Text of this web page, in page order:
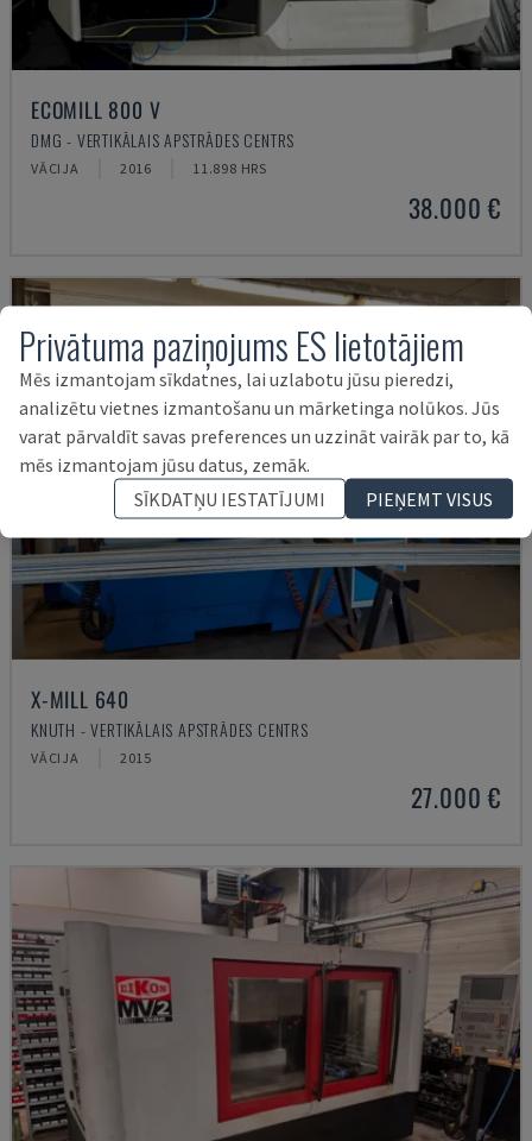
ECOMILL 800 V
DMG - VERTIKĀLAIS APSTRĀDES CENTRS
VĀCIJA 2016 11.898 HRS
38.000 €
X-MILL 640
KNUTH - VERTIKĀLAIS APSTRĀDES CENTRS
VĀCIJA 2015
27.000 €
Privātuma paziņojums ES lietotājiem
Mēs izmantojam sīkdatnes, lai uzlabotu jūsu pieredzi,
analizētu vietnes izmantošanu un mārketinga nolūkos. Jūs
varat pārvaldīt savas preferences un uzzināt vairāk par to, kā
mēs izmantojam jūsu datus, zemāk.
SĪKDATŅU IESTATĪJUMI
PIEŅEMT VISUS